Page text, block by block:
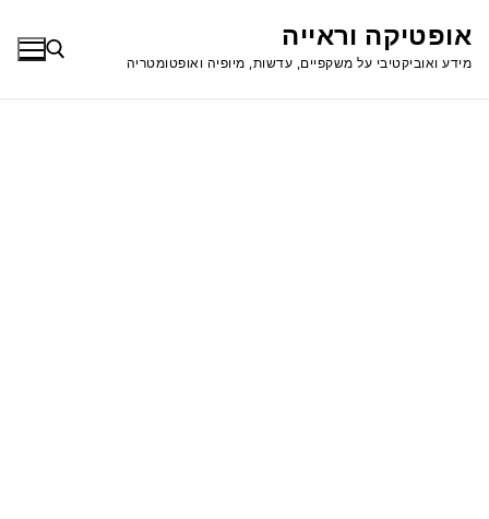
לתוכןאופטיקה וראייה
מידע ואוביקטיבי על משקפיים, עדשות, מיופיה ואופטומטריה